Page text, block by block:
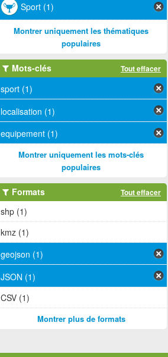
Sport (1)
Montrer uniquement les thématiques
populaires
Mots-clés Tout effacer
sport (1)
localisation (1)
equipement (1)
Montrer uniquement les mots-clés
populaires
Formats Tout effacer
shp (1)
kmz (1)
geojson (1)
JSON (1)
CSV (1)
Montrer plus de formats